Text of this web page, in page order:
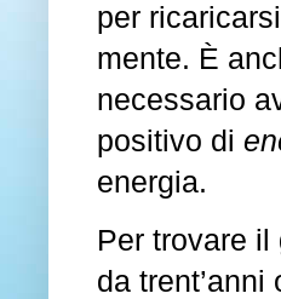
per
mente. È
necessario
positivo di
energia.
Per trovare il
da